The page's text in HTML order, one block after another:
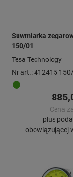
Suwmiarka
150/01
Tesa Technology
Nr art.: 412415
Cena
plus
obowiązującej